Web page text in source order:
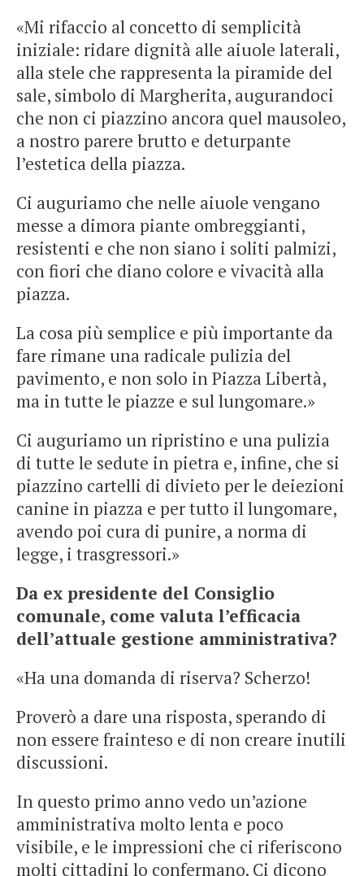
«Mi rifaccio al concetto di semplicità
iniziale: ridare dignità alle aiuole laterali,
alla stele che rappresenta la piramide del
sale, simbolo di Margherita, augurandoci
che non ci piazzino ancora quel mausoleo,
a nostro parere brutto e deturpante
l’estetica della piazza.
Ci auguriamo che nelle aiuole vengano
messe a dimora piante ombreggianti,
resistenti e che non siano i soliti palmizi,
con fiori che diano colore e vivacità alla
piazza.
La cosa più semplice e più importante da
fare rimane una radicale pulizia del
pavimento, e non solo in Piazza Libertà,
ma in tutte le piazze e sul lungomare.»
Ci auguriamo un ripristino e una pulizia
di tutte le sedute in pietra e, infine, che si
piazzino cartelli di divieto per le deiezioni
canine in piazza e per tutto il lungomare,
avendo poi cura di punire, a norma di
legge, i trasgressori.»
Da ex presidente del Consiglio
comunale, come valuta l’efficacia
dell’attuale gestione amministrativa?
«Ha una domanda di riserva? Scherzo!
Proverò a dare una risposta, sperando di
non essere frainteso e di non creare inutili
discussioni.
In questo primo anno vedo un’azione
amministrativa molto lenta e poco
visibile, e le impressioni che ci riferiscono
molti cittadini lo confermano. Ci dicono